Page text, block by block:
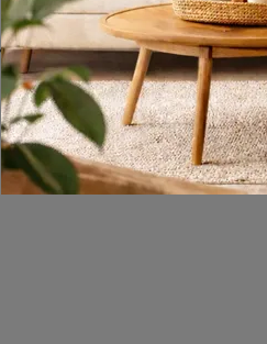
Front Active E